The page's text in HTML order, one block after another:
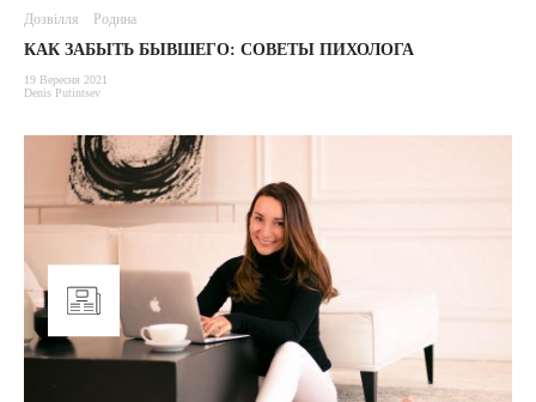
Дозвілля Родина
КАК ЗАБЫТЬ БЫВШЕГО: СОВЕТЫ ПИХОЛОГА
19 Вересня 2021
Denis Putintsev